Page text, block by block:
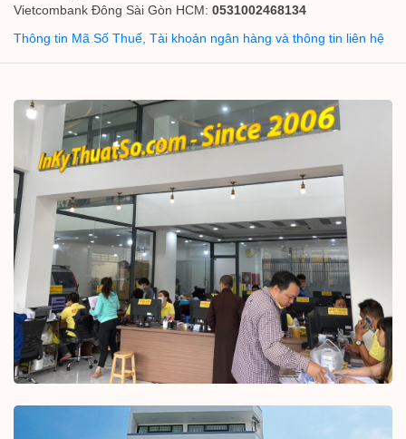
Vietcombank Đông Sài Gòn HCM: 0531002468134
Thông tin Mã Số Thuế, Tài khoản ngân hàng và thông tin liên hệ